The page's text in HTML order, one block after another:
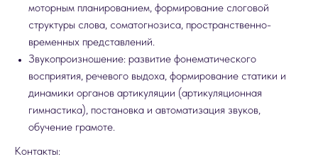
моторным планированием, формирование слоговой
структуры слова, соматогнозиса, пространственно-
временных представлений.
Звукопроизношение: развитие фонематического
восприятия, речевого выдоха, формирование статики и
динамики органов артикуляции (артикуляционная
гимнастика), постановка и автоматизация звуков,
обучение грамоте.
Контакты: